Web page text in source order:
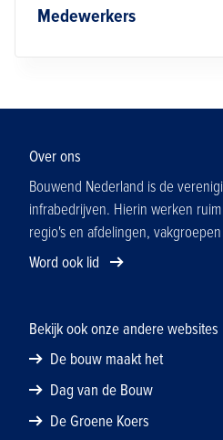
Medewerkers
Over ons
Bouwend Nederland is de
infrabedrijven. Hierin werken
regio's en afdelingen,
Word ook lid
Bekijk ook onze andere websites
De bouw maakt het
Dag van de Bouw
De Groene Koers